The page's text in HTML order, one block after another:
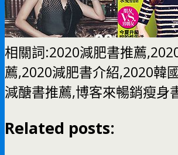
相關詞:2020減肥書推薦
薦,2020減肥書介紹,2020韓
減醣書推薦,博客來暢銷瘦身
Related posts: